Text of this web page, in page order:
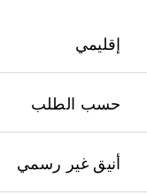
إقليمي
حسب الطلب
أنيق غير رسمي